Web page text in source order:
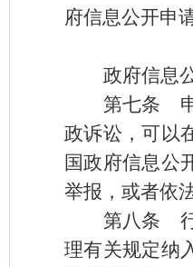
府信息公开申请
政府信息
第七条
政诉讼，可以
国政府信息公
举报，或者依
第八条
理有关规定纳